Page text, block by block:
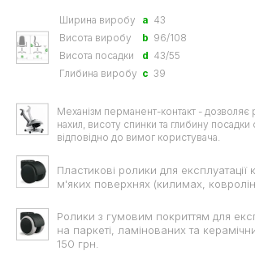
Ширина виробу a 43
Висота виробу
b 96/108
Висота посадки
d 43/55
Глибина виробу c 39
Механізм перманент-контакт - дозволяє
нахил, висоту спинки та глибину посадки
відповідно до вимог користувача.
Пластикові ролики для експлуатації
м'яких поверхнях (килимах,
Ролики з гумовим покриттям для
на паркеті, ламінованих та
150 грн.